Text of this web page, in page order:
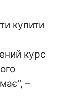
купити
курс
–